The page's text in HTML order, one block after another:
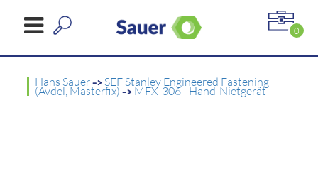
0
Hans Sauer-> SEF Stanley Engineered Fastening
(Avdel, Masterfix) -> MFX-306 - Hand-Nietgerät